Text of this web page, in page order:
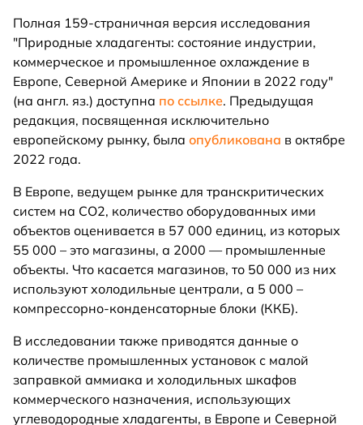
Полная 159-страничная версия исследования
"Природные хладагенты: состояние индустрии,
коммерческое и промышленное охлаждение в
Европе, Северной Америке и Японии в 2022 году"
(на англ. яз.) доступна по ссылке. Предыдущая
редакция, посвященная исключительно
европейскому рынку, была опубликована в октябре
2022 года.
В Европе, ведущем рынке для транскритических
систем на CO2, количество оборудованных ими
объектов оценивается в 57 000 единиц, из которых
55 000 – это магазины, а 2000 — промышленные
объекты. Что касается магазинов, то 50 000 из них
используют холодильные централи, а 5 000 –
компрессорно-конденсаторные блоки (ККБ).
В исследовании также приводятся данные о
количестве промышленных установок с малой
заправкой аммиака и холодильных шкафов
коммерческого назначения, использующих
углеводородные хладагенты, в Европе и Северной